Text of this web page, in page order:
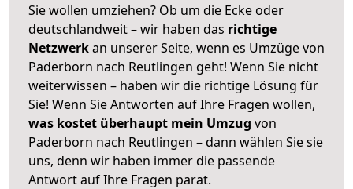
Sie wollen umziehen? Ob um die Ecke oder
deutschlandweit – wir haben das richtige
Netzwerkan unserer Seite, wenn es Umzüge von
Paderborn nach Reutlingen geht! Wenn Sie nicht
weiterwissen – haben wir die richtige Lösung für
Sie! Wenn Sie Antworten auf Ihre Fragen wollen,
was kostet überhaupt mein Umzug von
Paderborn nach Reutlingen – dann wählen Sie sie
uns, denn wir haben immer die passende
Antwort auf Ihre Fragen parat.